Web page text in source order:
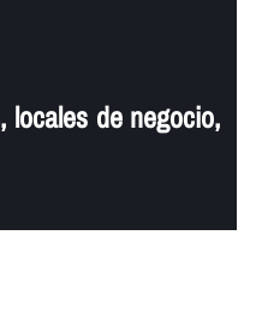
locales de negocio,